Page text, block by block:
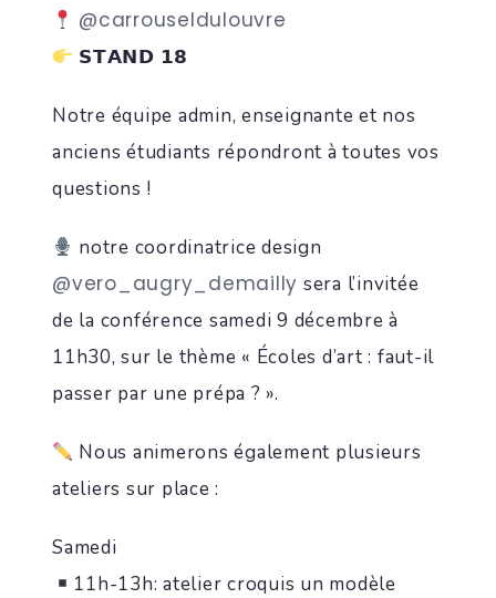
@carrouseldulouvre
𝗦𝗧𝗔𝗡𝗗 𝟭𝟴
Notre équipe admin, enseignante et nos
anciens étudiants répondront à toutes vos
questions !
notre coordinatrice design
@vero_augry_demailly sera l’invitée
de la conférence samedi 9 décembre à
11h30, sur le thème « Écoles d’art : faut-il
passer par une prépa ? ».
Nous animerons également plusieurs
ateliers sur place :
Samedi
11h-13h: atelier croquis un modèle